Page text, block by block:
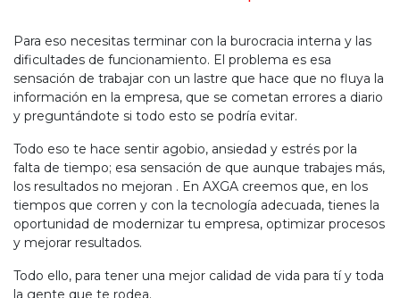
Para eso necesitas terminar con la burocracia interna y las
dificultades de funcionamiento. El problema es esa
sensación de trabajar con un lastre que hace que no fluya la
información en la empresa, que se cometan errores a diario
y preguntándote si todo esto se podría evitar.
Todo eso te hace sentir agobio, ansiedad y estrés por la
falta de tiempo; esa sensación de que aunque trabajes más,
los resultados no mejoran . En AXGA creemos que, en los
tiempos que corren y con la tecnología adecuada, tienes la
oportunidad de modernizar tu empresa, optimizar procesos
y mejorar resultados.
Todo ello, para tener una mejor calidad de vida para tí y toda
la gente que te rodea.